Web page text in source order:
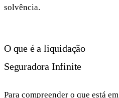
solvência.
O que é a liquidação
Seguradora Infinite
Para compreender o que está em